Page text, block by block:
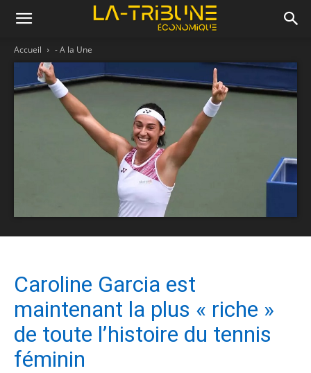
Accueil - A la Une
Caroline Garcia est
maintenant la plus « riche »
de toute l’histoire du tennis
féminin